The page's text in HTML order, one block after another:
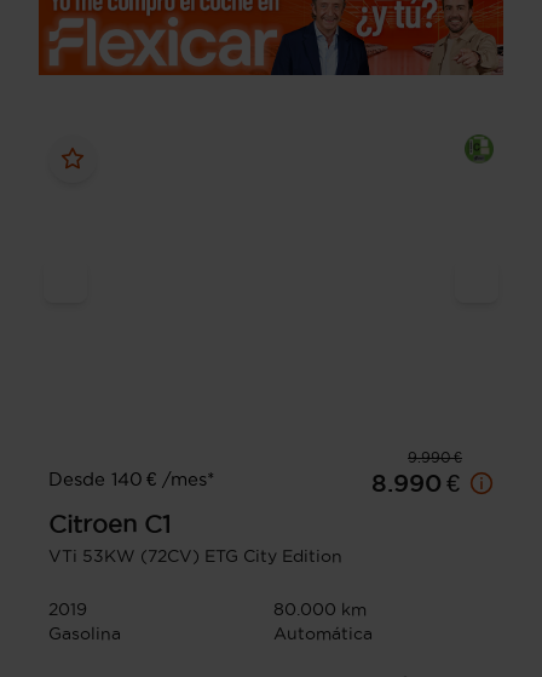
9.990 €
Desde 140 € /mes*
8.990 €
Citroen C1
VTi 53KW (72CV) ETG City Edition
2019
80.000 km
Gasolina
Automática